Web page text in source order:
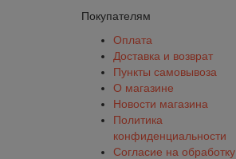
Покупателям
Оплата
Доставка и возврат
Пункты самовывоза
О магазине
Новости магазина
Политика
конфиденциальности
Согласие на обработку